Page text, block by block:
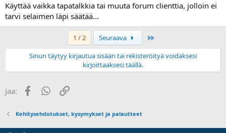
Käyttää vaikka tapatalkkia tai muuta forum clienttia, jolloin ei
tarvi selaimen läpi säätää...
1 / 2 Seuraava
Sinun täytyy kirjautua sisään tai rekisteröityä voidaksesi
kirjoittaaksesi täällä.
Jaa: FacebookWhatsApp
Linkki
Kehitysehdotukset, kysymykset ja palautteet